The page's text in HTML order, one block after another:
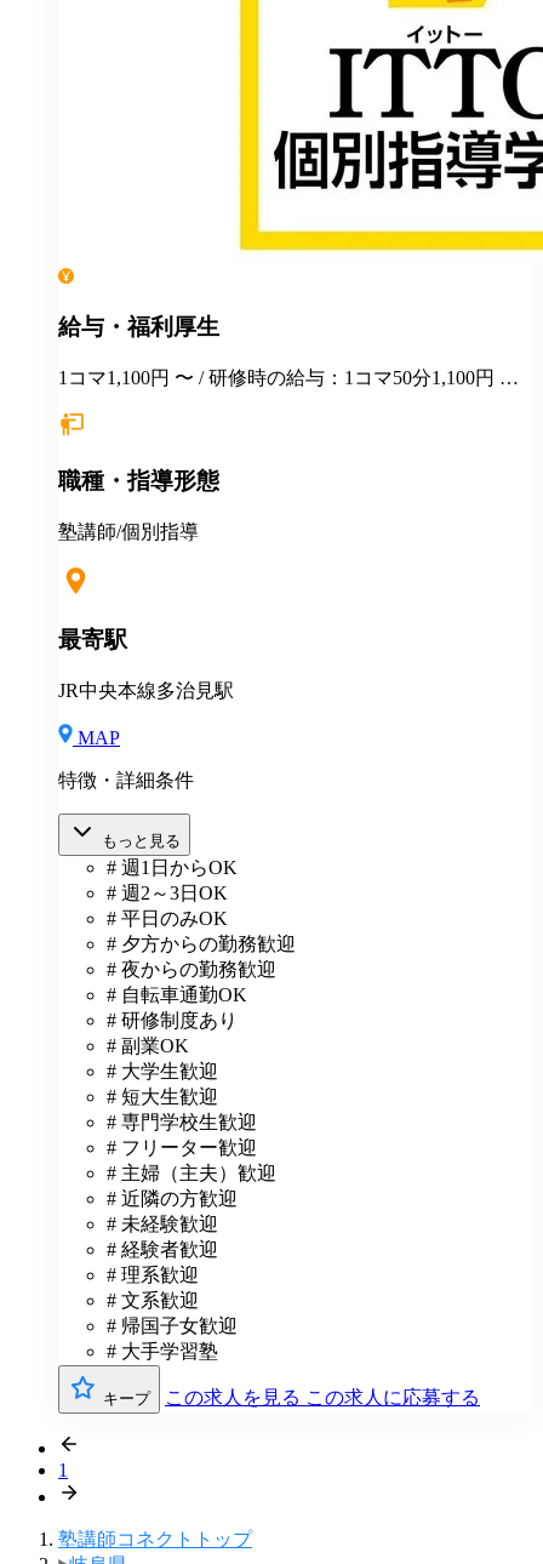
給与・福利厚生
1コマ1,100円 〜 / 研修時の給与：1コマ50分1,100円 指
に授業にも入っていただきます。 未経験の方でも一か
職種・指導形態
塾講師/個別指導
最寄駅
JR中央本線多治見駅
MAP
特徴・詳細条件
もっと見る
# 週1日からOK
# 週2～3日OK
# 平日のみOK
# 夕方からの勤務歓迎
# 夜からの勤務歓迎
# 自転車通勤OK
# 研修制度あり
# 副業OK
# 大学生歓迎
# 短大生歓迎
# 専門学校生歓迎
# フリーター歓迎
# 主婦（主夫）歓迎
# 近隣の方歓迎
# 未経験歓迎
# 経験者歓迎
# 理系歓迎
# 文系歓迎
# 帰国子女歓迎
# 大手学習塾
キープ この求人を見る この求人に応募する
1
塾講師コネクトトップ